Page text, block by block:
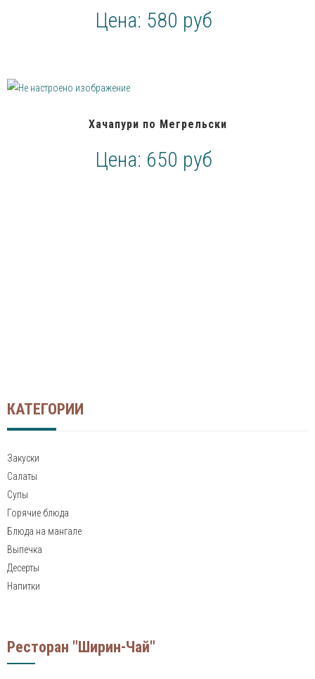
Цена: 580 руб
Хачапури по Мегрельски
Цена: 650 руб
КАТЕГОРИИ
Закуски
Салаты
Супы
Горячие блюда
Блюда на мангале
Выпечка
Десерты
Напитки
Ресторан "Ширин-Чай"